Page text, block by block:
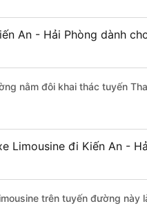
An - Hải Phòng dành
nằm đôi khai thác tuyến
Limousine đi Kiến An -
trên tuyến đường này